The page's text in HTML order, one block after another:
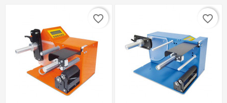
favorite_border favorite_border